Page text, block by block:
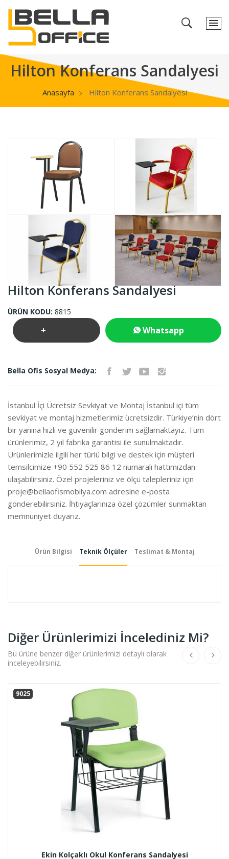
Hilton Konferans Sandalyesi
Anasayfa Hilton Konferans Sandalyesi
Hilton Konferans Sandalyesi
ÜRÜN KODU: 8815
+ Whatsapp
Bella Ofis Sosyal Medya:
İstanbul İçi Ücretsiz Sevkiyat ve Montaj İstanbul içi tüm
sevkiyat ve montaj hizmetlerimiz ücretsizdir. Türkiye’nin dört
bir yanına hızlı ve güvenilir gönderim sağlamaktayız. Tüm
ürünlerimiz, 2 yıl fabrika garantisi ile sunulmaktadır.
Ürünlerimizle ilgili her türlü bilgi ve destek için müşteri
temsilcimize +90 552 525 86 12 numaralı hattımızdan
ulaşabilirsiniz. Özel projeleriniz ve ölçü talepleriniz için
proje@bellaofismobilya.com adresine e-posta
gönderebilirsiniz. İhtiyaçlarınıza özel çözümler sunmaktan
memnuniyet duyarız.
Ürün Bilgisi Teknik Ölçüler Teslimat & Montaj
Diğer Ürünlerimizi İncelediniz Mi?
Bu ürüne benzer diğer ürünlerimizi detaylı olarak
inceleyebilirsiniz.
9025
Ekin Kolçaklı Okul Konferans Sandalyesi